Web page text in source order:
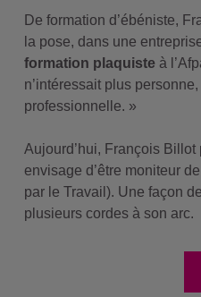
De formation d’ébéniste,
la pose, dans une
formation plaquiste à
n’intéressait plus
professionnelle. »
Aujourd’hui, François
envisage d’être moniteur
par le Travail). Une façon
plusieurs cordes à son arc.